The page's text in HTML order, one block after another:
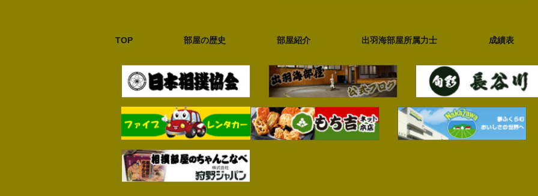
TOP 部屋の歴史 部屋紹介 出羽海部屋所属力士 成績表